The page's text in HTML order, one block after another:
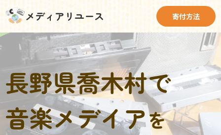
メディアリユース 寄付方法
長野県喬木村で
音楽メデイアを